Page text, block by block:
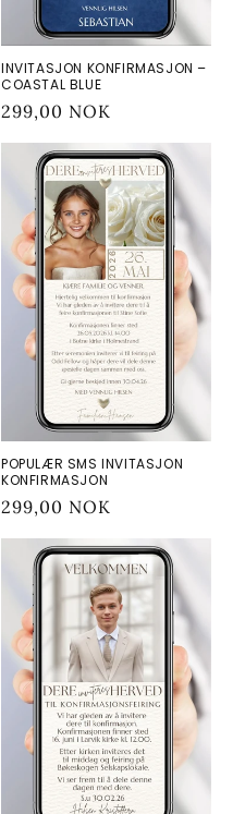
INVITASJON KONFIRMASJON –
COASTAL BLUE
Vanlig
299,00 NOK
POPULÆR SMS INVITASJON
KONFIRMASJON
Vanlig
299,00 NOK